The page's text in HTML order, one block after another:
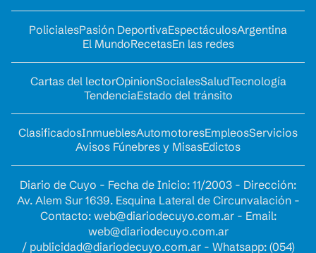
PolicialesPasión DeportivaEspectáculosArgentina
El MundoRecetasEn las redes
Cartas del lectorOpinionSocialesSaludTecnología
TendenciaEstado del tránsito
ClasificadosInmueblesAutomotoresEmpleosServicios
Avisos Fúnebres y MisasEdictos
Diario de Cuyo - Fecha de Inicio: 11/2003 - Dirección:
Av. Alem Sur 1639. Esquina Lateral de Circunvalación -
Contacto: web@diariodecuyo.com.ar- Email:
web@diariodecuyo.com.ar
/ publicidad@diariodecuyo.com.ar- Whatsapp: (054)